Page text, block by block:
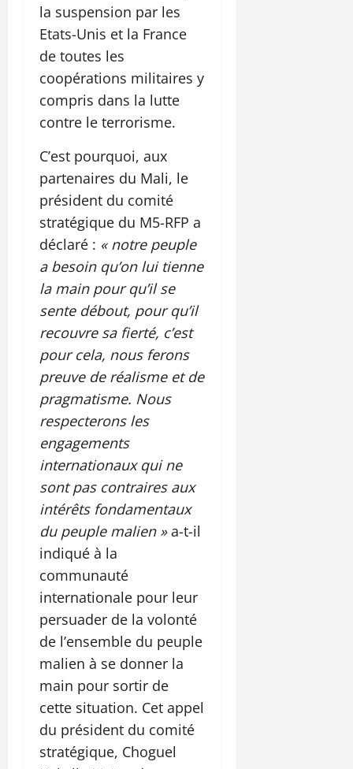
la suspension par les
Etats-Unis et la France
de toutes les
coopérations militaires y
compris dans la lutte
contre le terrorisme.
C’est pourquoi, aux
partenaires du Mali, le
président du comité
stratégique du M5-RFP a
déclaré : « notre peuple
a besoin qu’on lui tienne
la main pour qu’il se
sente débout, pour qu’il
recouvre sa fierté, c’est
pour cela, nous ferons
preuve de réalisme et de
pragmatisme. Nous
respecterons les
engagements
internationaux qui ne
sont pas contraires aux
intérêts fondamentaux
du peuple malien »a-t-il
indiqué à la
communauté
internationale pour leur
persuader de la volonté
de l’ensemble du peuple
malien à se donner la
main pour sortir de
cette situation. Cet appel
du président du comité
stratégique, Choguel